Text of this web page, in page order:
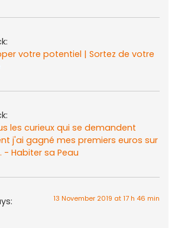
votre potentiel | Sortez de votre
les curieux qui se demandent
j'ai gagné mes premiers euros sur
- Habiter sa Peau
13 November 2019 at 17 h 46 min